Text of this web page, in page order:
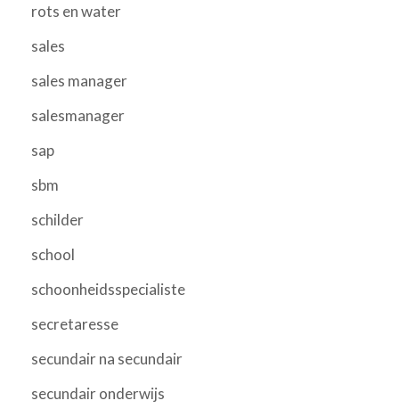
rots en water
sales
sales manager
salesmanager
sap
sbm
schilder
school
schoonheidsspecialiste
secretaresse
secundair na secundair
secundair onderwijs